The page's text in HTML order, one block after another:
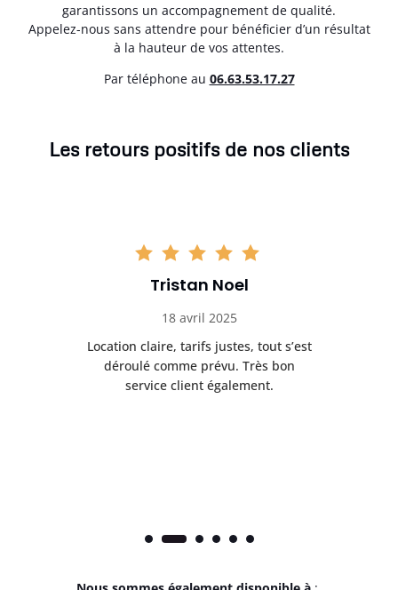
garantissons un accompagnement de qualité.
Appelez-nous sans attendre pour bénéficier d’un résultat
à la hauteur de vos attentes.
Par téléphone au 06.63.53.17.27
Les retours positifs de nos clients
Tristan Noel
18 avril 2025
Location claire, tarifs justes, tout s’est
déroulé comme prévu. Très bon
service client également.